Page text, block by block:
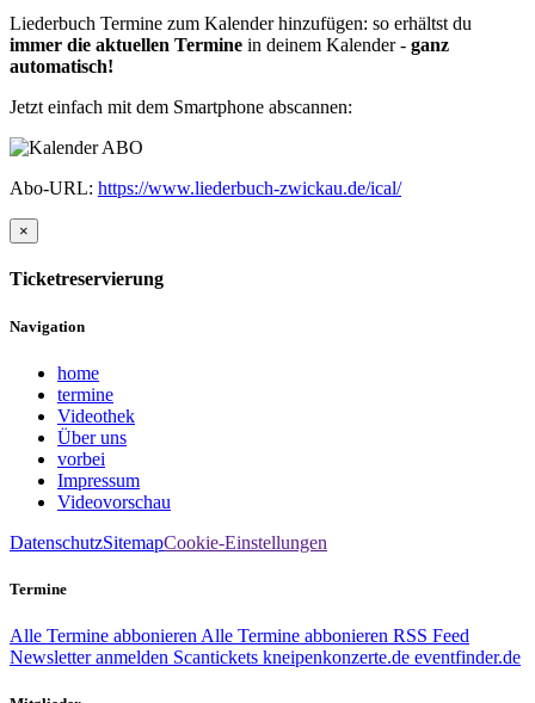
Liederbuch Termine zum Kalender hinzufügen: so erhältst du
immer die aktuellen Termine in deinem Kalender - ganz
automatisch!
Jetzt einfach mit dem Smartphone abscannen:
Abo-URL: https://www.liederbuch-zwickau.de/ical/
×
Ticketreservierung
Navigation
home
termine
Videothek
Über uns
vorbei
Impressum
Videovorschau
DatenschutzSitemapCookie-Einstellungen
Termine
Alle Termine abbonieren Alle Termine abbonieren RSS Feed
Newsletter anmelden Scantickets kneipenkonzerte.de eventfinder.de